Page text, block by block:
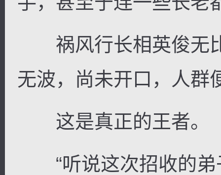
祸风行长相英俊无
无波，尚未开口，人群
这是真正的王者。
“听说这次招收的弟